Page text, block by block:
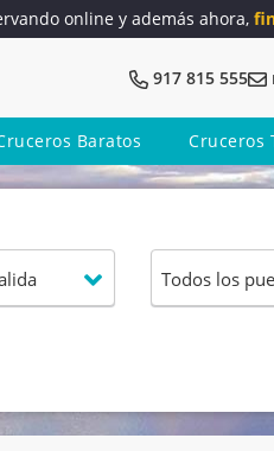
online y además ahora,
917 815 555
Baratos Cruceros